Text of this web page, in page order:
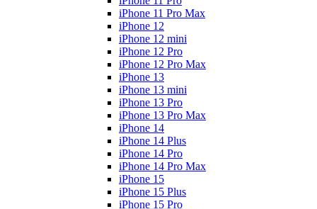
iPhone 11 Pro Max
iPhone 12
iPhone 12 mini
iPhone 12 Pro
iPhone 12 Pro Max
iPhone 13
iPhone 13 mini
iPhone 13 Pro
iPhone 13 Pro Max
iPhone 14
iPhone 14 Plus
iPhone 14 Pro
iPhone 14 Pro Max
iPhone 15
iPhone 15 Plus
iPhone 15 Pro